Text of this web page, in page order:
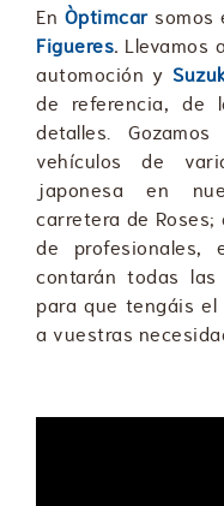
En Òptimcarsomos
Figueres. Llevamos
automoción y
de referencia, de
detalles.
vehículos de
japonesa en
carretera de
de profesionales,
contarán todas
para que tengáis
a vuestras